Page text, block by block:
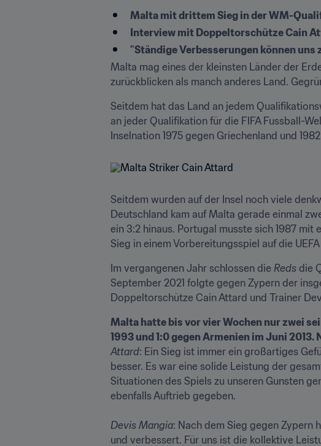
Malta mit drittem Sieg in der WM-
Interview mit Doppeltorschütze Cain
"Ständige Verbesserungen können uns
Malta mag eines der kleinsten Länder der
zurückblicken als manch anderes Land.
Seitdem hat das Land an jedem
an jeder Qualifikation für die FIFA Fussball-
Inselnation 1975 gegen Griechenland und
Seitdem wurden auf der Insel noch viele
Deutschland kam auf Malta gerade einmal
ein 3:2 hinaus. Portugal musste sich 1987 mit
Sieg in einem Vorbereitungsspiel auf die
Im vergangenen Jahr schlossen die Reds die
September 2021 folgte gegen Zypern der
Doppeltorschütze Cain Attard und Trainer
Malta hatte bis vor vier Wochen nur zwei
1993 und 1:0 gegen Armenien im Juni
Attard: Ein Sieg ist immer ein großartiges
besser. Es war eine solide Leistung der
Situationen des Spiels zu unseren Gunsten
ebenfalls Auftrieb gegeben.
Devis Mangia: Nach dem Sieg gegen
und verbessert. Für uns ist die kollektive